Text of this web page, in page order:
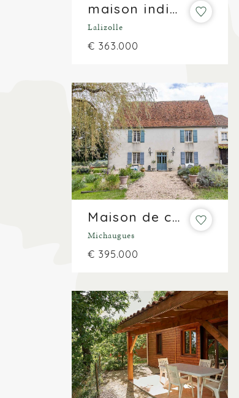
maison individuelle, chambres d'hôtes, restaurant et camping sur plus de 6 000 m²
Lalizolle
€ 363.000
Maison de caractère avec gîte, garage et jardin sur 1785 m².
Michaugues
€ 395.000